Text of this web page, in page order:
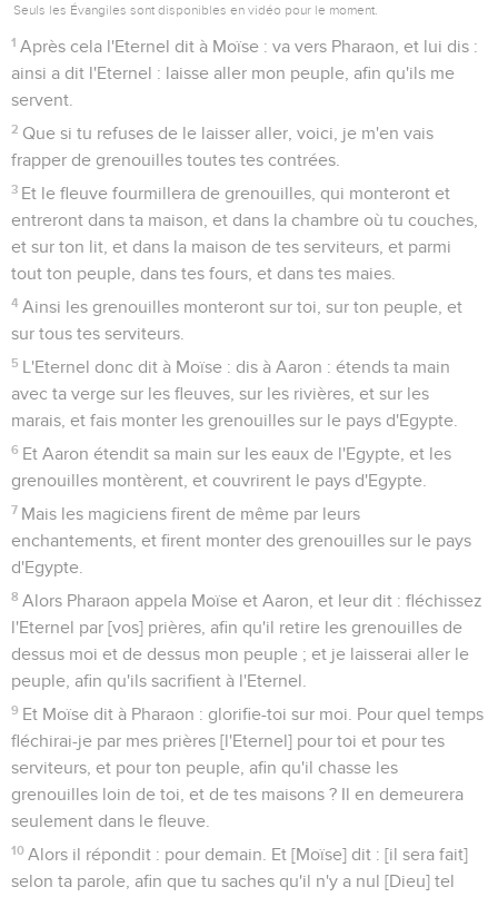
Seuls les Évangiles sont disponibles en vidéo pour le moment.
1 Après cela l'Eternel dit à Moïse : va vers Pharaon, et lui dis :
ainsi a dit l'Eternel : laisse aller mon peuple, afin qu'ils me
servent.
2 Que si tu refuses de le laisser aller, voici, je m'en vais
frapper de grenouilles toutes tes contrées.
3 Et le fleuve fourmillera de grenouilles, qui monteront et
entreront dans ta maison, et dans la chambre où tu couches,
et sur ton lit, et dans la maison de tes serviteurs, et parmi
tout ton peuple, dans tes fours, et dans tes maies.
4 Ainsi les grenouilles monteront sur toi, sur ton peuple, et
sur tous tes serviteurs.
5 L'Eternel donc dit à Moïse : dis à Aaron : étends ta main
avec ta verge sur les fleuves, sur les rivières, et sur les
marais, et fais monter les grenouilles sur le pays d'Egypte.
6 Et Aaron étendit sa main sur les eaux de l'Egypte, et les
grenouilles montèrent, et couvrirent le pays d'Egypte.
7 Mais les magiciens firent de même par leurs
enchantements, et firent monter des grenouilles sur le pays
d'Egypte.
8 Alors Pharaon appela Moïse et Aaron, et leur dit : fléchissez
l'Eternel par [vos] prières, afin qu'il retire les grenouilles de
dessus moi et de dessus mon peuple ; et je laisserai aller le
peuple, afin qu'ils sacrifient à l'Eternel.
9 Et Moïse dit à Pharaon : glorifie-toi sur moi. Pour quel temps
fléchirai-je par mes prières [l'Eternel] pour toi et pour tes
serviteurs, et pour ton peuple, afin qu'il chasse les
grenouilles loin de toi, et de tes maisons ? Il en demeurera
seulement dans le fleuve.
10 Alors il répondit : pour demain. Et [Moïse] dit : [il sera fait]
selon ta parole, afin que tu saches qu'il n'y a nul [Dieu] tel